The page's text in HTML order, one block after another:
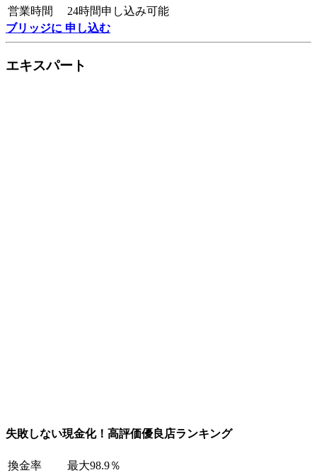
営業時間
24時間申し込み可能
ブリッジに 申し込む
エキスパート
失敗しない現金化！高評価優良店ランキング
換金率
最大98.9％